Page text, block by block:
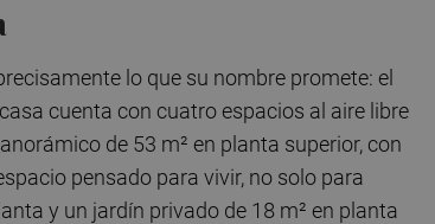
lo que su nombre promete: el
cuenta con cuatro espacios al aire libre
de 53 m² en planta superior, con
pensado para vivir, no solo para
y un jardín privado de 18 m² en planta